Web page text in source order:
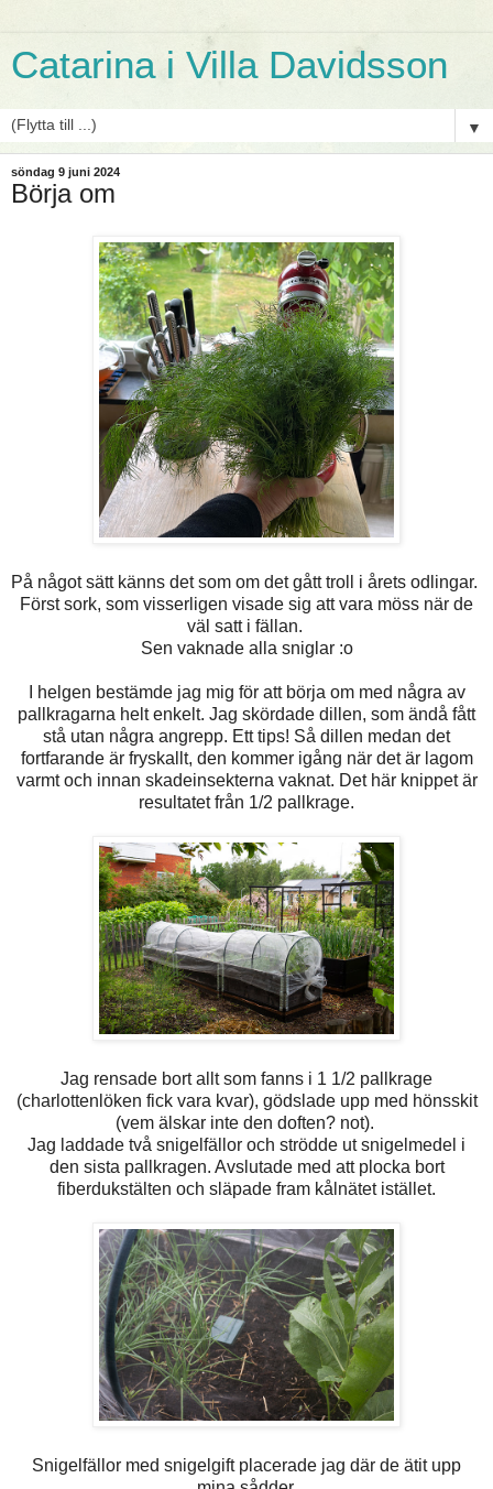
Catarina i Villa Davidsson
▼
söndag 9 juni 2024
Börja om
På något sätt känns det som om det gått troll i årets odlingar.
Först sork, som visserligen visade sig att vara möss när de
väl satt i fällan.
Sen vaknade alla sniglar :o
I helgen bestämde jag mig för att börja om med några av
pallkragarna helt enkelt. Jag skördade dillen, som ändå fått
stå utan några angrepp. Ett tips! Så dillen medan det
fortfarande är fryskallt, den kommer igång när det är lagom
varmt och innan skadeinsekterna vaknat. Det här knippet är
resultatet från 1/2 pallkrage.
Jag rensade bort allt som fanns i 1 1/2 pallkrage
(charlottenlöken fick vara kvar), gödslade upp med hönsskit
(vem älskar inte den doften? not).
Jag laddade två snigelfällor och strödde ut snigelmedel i
den sista pallkragen. Avslutade med att plocka bort
fiberdukstälten och släpade fram kålnätet istället.
Snigelfällor med snigelgift placerade jag där de ätit upp